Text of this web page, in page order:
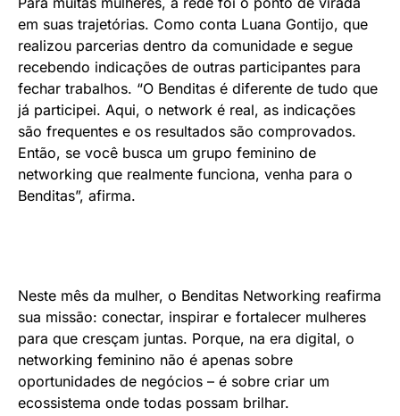
em suas trajetórias. Como conta Luana Gontijo, que
realizou parcerias dentro da comunidade e segue
recebendo indicações de outras participantes para
fechar trabalhos. “O Benditas é diferente de tudo que
já participei. Aqui, o network é real, as indicações
são frequentes e os resultados são comprovados.
Então, se você busca um grupo feminino de
networking que realmente funciona, venha para o
Benditas”, afirma.
Neste mês da mulher, o Benditas Networking reafirma
sua missão: conectar, inspirar e fortalecer mulheres
para que cresçam juntas. Porque, na era digital, o
networking feminino não é apenas sobre
oportunidades de negócios – é sobre criar um
ecossistema onde todas possam brilhar.